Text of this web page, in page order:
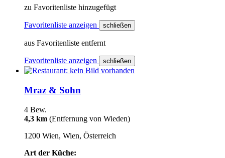
zu Favoritenliste hinzugefügt
Favoritenliste anzeigen schließen
aus Favoritenliste entfernt
Favoritenliste anzeigen schließen
Mraz & Sohn
4 Bew.
4,3 km (Entfernung von Wieden)
1200 Wien, Wien, Österreich
Art der Küche: